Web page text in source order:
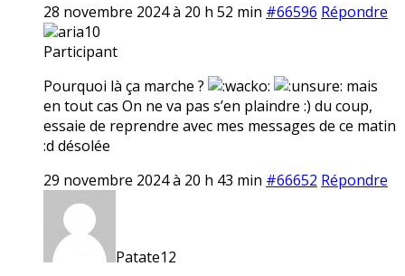
28 novembre 2024 à 20 h 52 min #66596 Répondre
aria10
Participant
Pourquoi là ça marche ?
mais
en tout cas On ne va pas s’en plaindre :) du coup,
essaie de reprendre avec mes messages de ce matin
:d désolée
29 novembre 2024 à 20 h 43 min #66652 Répondre
Patate12